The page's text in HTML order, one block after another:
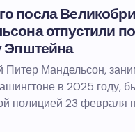
посла
отпустили
Эпштейна
Питер Мандельсон,
в 2025 году,
полицией 23 февраля